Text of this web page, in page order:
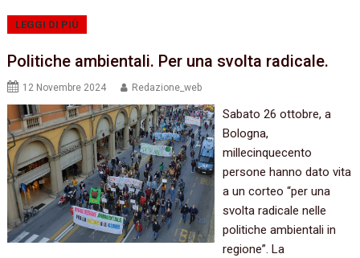
LEGGI DI PIÙ
Politiche ambientali. Per una svolta radicale.
12 Novembre 2024 Redazione_web
Sabato 26 ottobre, a
Bologna,
millecinquecento
persone hanno dato vita
a un corteo “per una
svolta radicale nelle
politiche ambientali in
regione”. La